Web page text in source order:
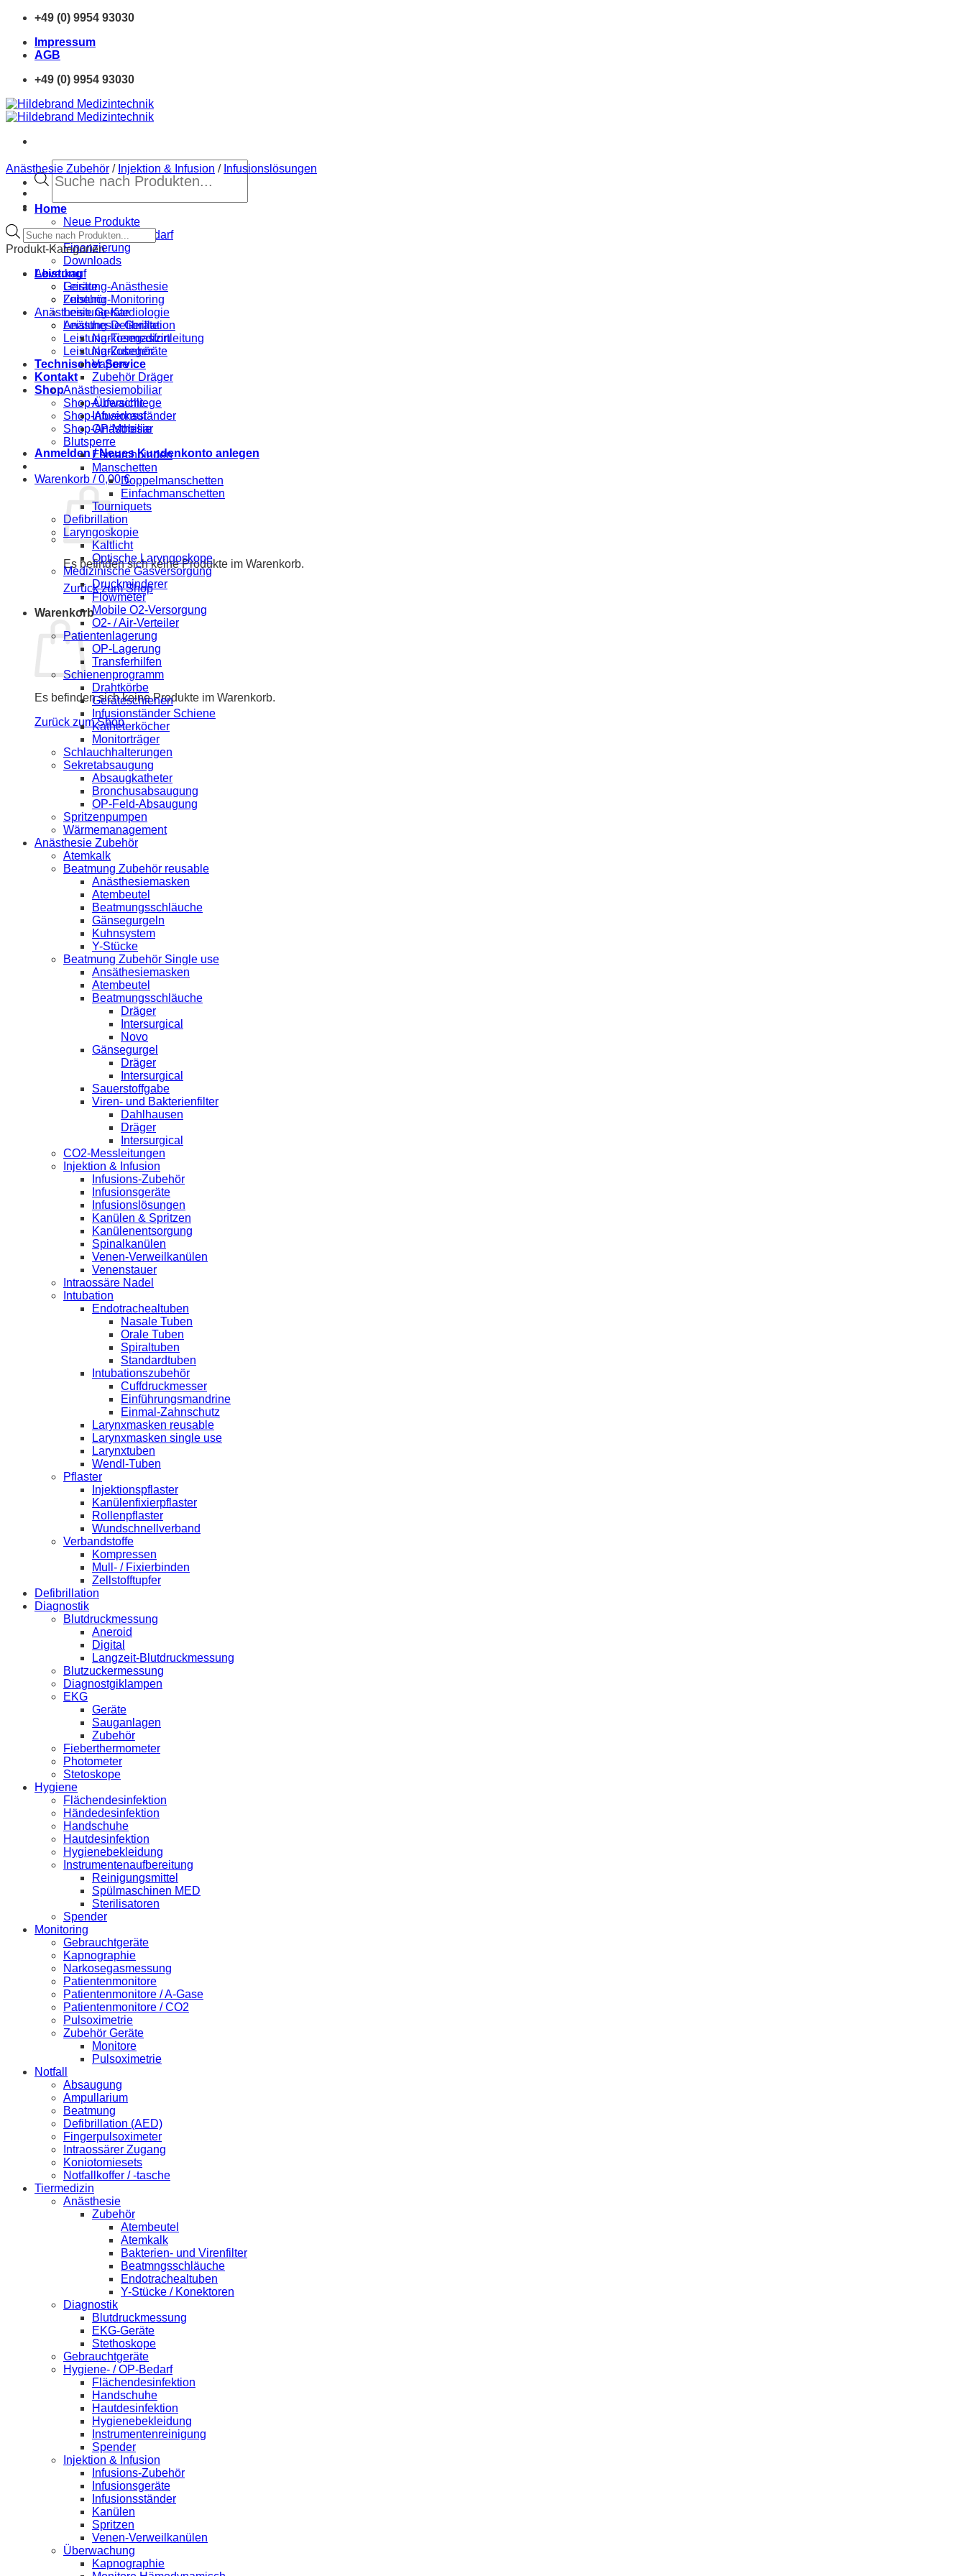
Zum
springen
+49 (0) 9954 93030
Impressum
AGB
+49 (0) 9954 93030
Products
search
Home
Neue Produkte
Sprechstundenbedarf
Finanzierung
Downloads
Leistung
Leistung-Anästhesie
Leistung-Monitoring
Leistung-Kardiologie
Leistung-Defibrillation
Leistung-Tiermedizin
Leistung-Zubehör
Technischer Service
Kontakt
Shop
Shop-Übersicht
Shop-Abverkauf
Shop-Anästhesie
Anmelden / Neues Kundenkonto anlegen
Warenkorb /0,00€
Es befinden sich keine Produkte im Warenkorb.
Zurück zum Shop
Warenkorb
Es befinden sich keine Produkte im Warenkorb.
Zurück zum Shop
Anästhesie Zubehör / Injektion & Infusion / Infusionslösungen
Products
search
Produkt-Kategorien
Abverkauf
Geräte
Zubehör
Anästhesie Geräte
Anästhesie-Geräte
Narkosegasfortleitung
Narkosegeräte
Vapore
Zubehör Dräger
Anästhesiemobiliar
Aufwachliege
Infusionsständer
OP-Mobiliar
Blutsperre
Esmarchbinden
Manschetten
Doppelmanschetten
Einfachmanschetten
Tourniquets
Defibrillation
Laryngoskopie
Kaltlicht
Optische Laryngoskope
Medizinische Gasversorgung
Druckminderer
Flowmeter
Mobile O2-Versorgung
O2- / Air-Verteiler
Patientenlagerung
OP-Lagerung
Transferhilfen
Schienenprogramm
Drahtkörbe
Geräteschienen
Infusionständer Schiene
Katheterköcher
Monitorträger
Schlauchhalterungen
Sekretabsaugung
Absaugkatheter
Bronchusabsaugung
OP-Feld-Absaugung
Spritzenpumpen
Wärmemanagement
Anästhesie Zubehör
Atemkalk
Beatmung Zubehör reusable
Anästhesiemasken
Atembeutel
Beatmungsschläuche
Gänsegurgeln
Kuhnsystem
Y-Stücke
Beatmung Zubehör Single use
Ansäthesiemasken
Atembeutel
Beatmungsschläuche
Dräger
Intersurgical
Novo
Gänsegurgel
Dräger
Intersurgical
Sauerstoffgabe
Viren- und Bakterienfilter
Dahlhausen
Dräger
Intersurgical
CO2-Messleitungen
Injektion & Infusion
Infusions-Zubehör
Infusionsgeräte
Infusionslösungen
Kanülen & Spritzen
Kanülenentsorgung
Spinalkanülen
Venen-Verweilkanülen
Venenstauer
Intraossäre Nadel
Intubation
Endotrachealtuben
Nasale Tuben
Orale Tuben
Spiraltuben
Standardtuben
Intubationszubehör
Cuffdruckmesser
Einführungsmandrine
Einmal-Zahnschutz
Larynxmasken reusable
Larynxmasken single use
Larynxtuben
Wendl-Tuben
Pflaster
Injektionspflaster
Kanülenfixierpflaster
Rollenpflaster
Wundschnellverband
Verbandstoffe
Kompressen
Mull- / Fixierbinden
Zellstofftupfer
Defibrillation
Diagnostik
Blutdruckmessung
Aneroid
Digital
Langzeit-Blutdruckmessung
Blutzuckermessung
Diagnostgiklampen
EKG
Geräte
Sauganlagen
Zubehör
Fieberthermometer
Photometer
Stetoskope
Hygiene
Flächendesinfektion
Händedesinfektion
Handschuhe
Hautdesinfektion
Hygienebekleidung
Instrumentenaufbereitung
Reinigungsmittel
Spülmaschinen MED
Sterilisatoren
Spender
Monitoring
Gebrauchtgeräte
Kapnographie
Narkosegasmessung
Patientenmonitore
Patientenmonitore / A-Gase
Patientenmonitore / CO2
Pulsoximetrie
Zubehör Geräte
Monitore
Pulsoximetrie
Notfall
Absaugung
Ampullarium
Beatmung
Defibrillation (AED)
Fingerpulsoximeter
Intraossärer Zugang
Koniotomiesets
Notfallkoffer / -tasche
Tiermedizin
Anästhesie
Zubehör
Atembeutel
Atemkalk
Bakterien- und Virenfilter
Beatmngsschläuche
Endotrachealtuben
Y-Stücke / Konektoren
Diagnostik
Blutdruckmessung
EKG-Geräte
Stethoskope
Gebrauchtgeräte
Hygiene- / OP-Bedarf
Flächendesinfektion
Handschuhe
Hautdesinfektion
Hygienebekleidung
Instrumentenreinigung
Spender
Injektion & Infusion
Infusions-Zubehör
Infusionsgeräte
Infusionsständer
Kanülen
Spritzen
Venen-Verweilkanülen
Überwachung
Kapnographie